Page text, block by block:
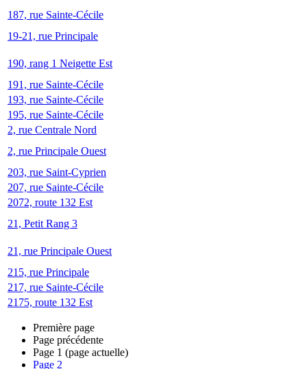
187, rue Sainte-Cécile
19-21, rue Principale
190, rang 1 Neigette Est
191, rue Sainte-Cécile
193, rue Sainte-Cécile
195, rue Sainte-Cécile
2, rue Centrale Nord
2, rue Principale Ouest
203, rue Saint-Cyprien
207, rue Sainte-Cécile
2072, route 132 Est
21, Petit Rang 3
21, rue Principale Ouest
215, rue Principale
217, rue Sainte-Cécile
2175, route 132 Est
Première page
Page précédente
Page 1 (page actuelle)
Page 2